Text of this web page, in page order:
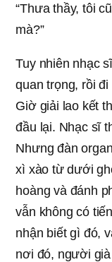
“Thưa thầy, tôi
mà?”
Tuy nhiên nhạc
quan trọng, rồi
Giờ giải lao kết
đầu lại. Nhạc sĩ
Nhưng đàn
xì xào từ dưới
hoàng và đánh
vẫn không có
nhận biết gì đó,
nơi đó, người